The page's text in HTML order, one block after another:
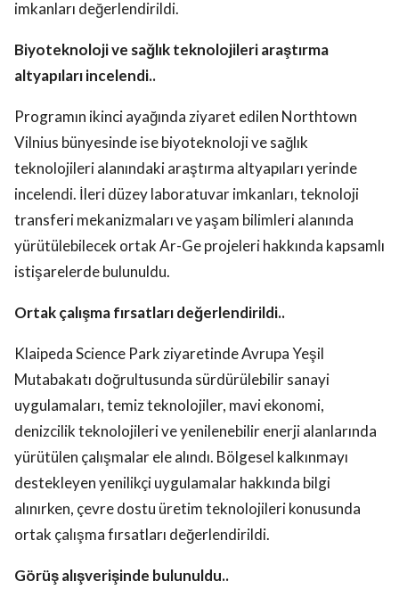
imkanları değerlendirildi.
Biyoteknoloji ve sağlık teknolojileri araştırma
altyapıları incelendi..
Programın ikinci ayağında ziyaret edilen Northtown
Vilnius bünyesinde ise biyoteknoloji ve sağlık
teknolojileri alanındaki araştırma altyapıları yerinde
incelendi. İleri düzey laboratuvar imkanları, teknoloji
transferi mekanizmaları ve yaşam bilimleri alanında
yürütülebilecek ortak Ar-Ge projeleri hakkında kapsamlı
istişarelerde bulunuldu.
Ortak çalışma fırsatları değerlendirildi..
Klaipeda Science Park ziyaretinde Avrupa Yeşil
Mutabakatı doğrultusunda sürdürülebilir sanayi
uygulamaları, temiz teknolojiler, mavi ekonomi,
denizcilik teknolojileri ve yenilenebilir enerji alanlarında
yürütülen çalışmalar ele alındı. Bölgesel kalkınmayı
destekleyen yenilikçi uygulamalar hakkında bilgi
alınırken, çevre dostu üretim teknolojileri konusunda
ortak çalışma fırsatları değerlendirildi.
Görüş alışverişinde bulunuldu..